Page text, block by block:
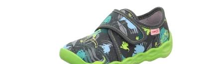
Domáca chlapčenská obuv určená pre stredne široké
chodidlá, perforované podrážky zaručia priedušnosť.
Skladom
Superfit
2 roky